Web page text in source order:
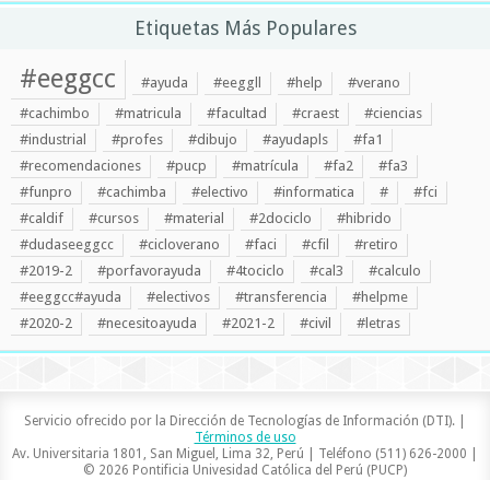
Etiquetas Más Populares
#eeggcc #ayuda #eeggll #help
#verano
#cachimbo
#matricula #facultad #craest
#ciencias
#industrial
#profes #dibujo #ayudapls
#fa1
#recomendaciones
#pucp #matrícula #fa2
#fa3
#funpro
#cachimba #electivo #informatica #
#fci
#caldif
#cursos #material #2dociclo
#hibrido
#dudaseeggcc
#cicloverano #faci #cfil
#retiro
#2019-2
#porfavorayuda #4tociclo #cal3
#calculo
#eeggcc#ayuda
#electivos #transferencia
#helpme
#2020-2
#necesitoayuda #2021-2 #civil #letras
Servicio ofrecido por la Dirección de Tecnologías de Información (DTI). |
Términos de uso
Av. Universitaria 1801, San Miguel, Lima 32, Perú | Teléfono (511) 626-2000 |
© 2026 Pontificia Univesidad Católica del Perú (PUCP)